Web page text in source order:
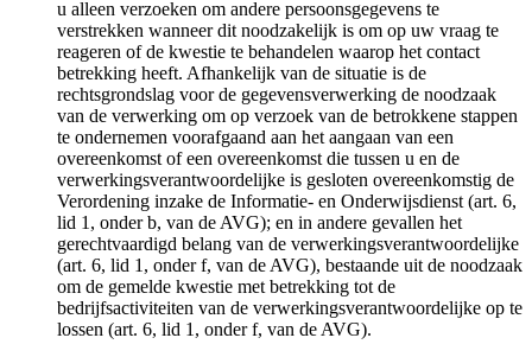
u alleen verzoeken om andere persoonsgegevens te
verstrekken wanneer dit noodzakelijk is om op uw vraag te
reageren of de kwestie te behandelen waarop het contact
betrekking heeft. Afhankelijk van de situatie is de
rechtsgrondslag voor de gegevensverwerking de noodzaak
van de verwerking om op verzoek van de betrokkene stappen
te ondernemen voorafgaand aan het aangaan van een
overeenkomst of een overeenkomst die tussen u en de
verwerkingsverantwoordelijke is gesloten overeenkomstig de
Verordening inzake de Informatie- en Onderwijsdienst (art. 6,
lid 1, onder b, van de AVG); en in andere gevallen het
gerechtvaardigd belang van de verwerkingsverantwoordelijke
(art. 6, lid 1, onder f, van de AVG), bestaande uit de noodzaak
om de gemelde kwestie met betrekking tot de
bedrijfsactiviteiten van de verwerkingsverantwoordelijke op te
lossen (art. 6, lid 1, onder f, van de AVG).